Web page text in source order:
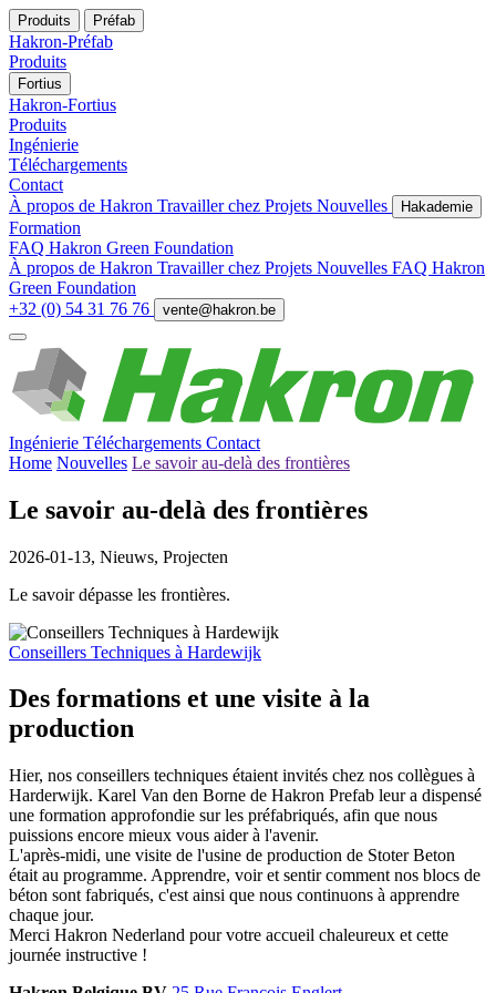
Produits Préfab
Hakron-Préfab
Produits
Fortius
Hakron-Fortius
Produits
Ingénierie
Téléchargements
Contact
À propos de Hakron Travailler chez Projets Nouvelles Hakademie
Formation
FAQ Hakron Green Foundation
À propos de Hakron Travailler chez Projets Nouvelles FAQ Hakron
Green Foundation
+32 (0) 54 31 76 76
vente@hakron.be
Ingénierie Téléchargements Contact
Home Nouvelles Le savoir au-delà des frontières
Le savoir au-delà des frontières
2026-01-13, Nieuws, Projecten
Le savoir dépasse les frontières.
Conseillers Techniques à Hardewijk
Des formations et une visite à la
production
Hier, nos conseillers techniques étaient invités chez nos collègues à
Harderwijk. Karel Van den Borne de Hakron Prefab leur a dispensé
une formation approfondie sur les préfabriqués, afin que nous
puissions encore mieux vous aider à l'avenir.
L'après-midi, une visite de l'usine de production de Stoter Beton
était au programme. Apprendre, voir et sentir comment nos blocs de
béton sont fabriqués, c'est ainsi que nous continuons à apprendre
chaque jour.
Merci Hakron Nederland pour votre accueil chaleureux et cette
journée instructive !